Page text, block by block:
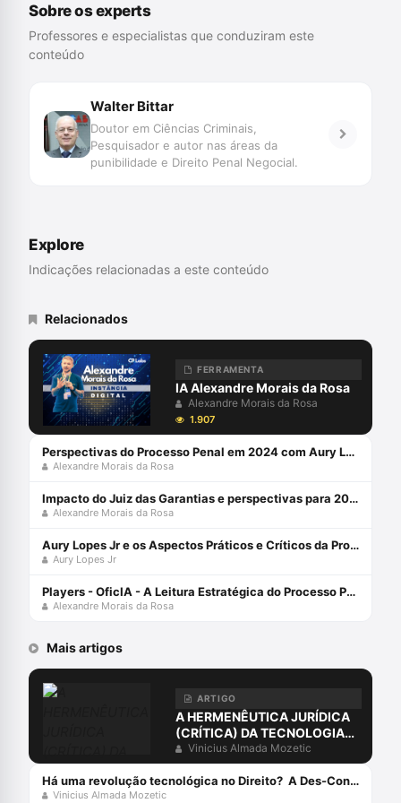
Sobre os experts
Professores e especialistas que conduziram este
conteúdo
Walter Bittar
Doutor em Ciências Criminais,
Pesquisador e autor nas áreas da
punibilidade e Direito Penal Negocial.
Explore
Indicações relacionadas a este conteúdo
Relacionados
FERRAMENTA
IA Alexandre Morais da Rosa
Alexandre Morais da Rosa
1.907
Perspectivas do Processo Penal em 2024 com Aury Lopes Jr e Alexandre Morais da Rosa
Alexandre Morais da Rosa
Impacto do Juiz das Garantias e perspectivas para 2024 com Alexandre Morais da Rosa e Aury Lopes Jr
Alexandre Morais da Rosa
Aury Lopes Jr e os Aspectos Práticos e Críticos da Prova Penal
Aury Lopes Jr
Players - OficIA - A Leitura Estratégica do Processo Penal com Alexandre Morais da Rosa
Alexandre Morais da Rosa
Mais artigos
ARTIGO
A HERMENÊUTICA JURÍDICA
(CRÍTICA) DA TECNOLOGIA
PÓS-MODERNA
Vinicius Almada Mozetic
Há uma revolução tecnológica no Direito? A Des-Construção da Sociedade do Conhecimento e da Informação[1]
Vinicius Almada Mozetic